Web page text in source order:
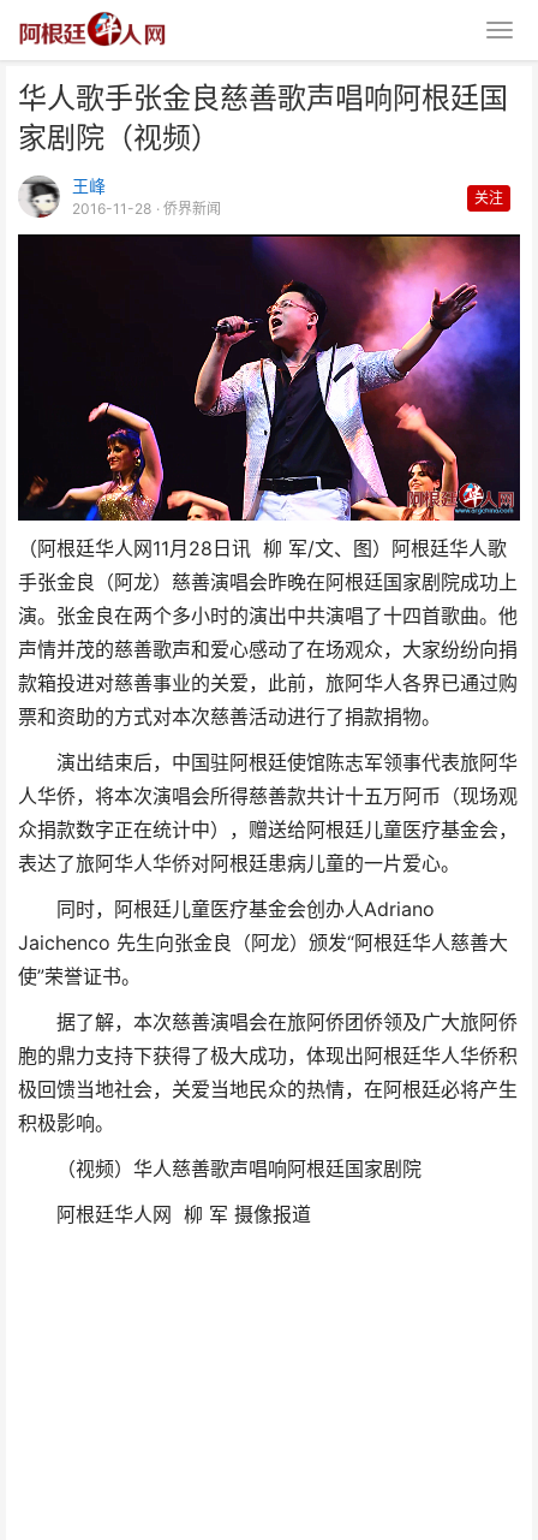
华人歌手张金良慈善歌声唱响阿根廷国
家剧院（视频）
王峰
2016-11-28 · 侨界新闻
关注
（阿根廷华人网11月28日讯 柳 军/文、图）阿根廷华人歌
手张金良（阿龙）慈善演唱会昨晚在阿根廷国家剧院成功上
演。张金良在两个多小时的演出中共演唱了十四首歌曲。他
声情并茂的慈善歌声和爱心感动了在场观众，大家纷纷向捐
款箱投进对慈善事业的关爱，此前，旅阿华人各界已通过购
票和资助的方式对本次慈善活动进行了捐款捐物。
演出结束后，中国驻阿根廷使馆陈志军领事代表旅阿华
人华侨，将本次演唱会所得慈善款共计十五万阿币（现场观
众捐款数字正在统计中），赠送给阿根廷儿童医疗基金会，
表达了旅阿华人华侨对阿根廷患病儿童的一片爱心。
同时，阿根廷儿童医疗基金会创办人Adriano
Jaichenco 先生向张金良（阿龙）颁发“阿根廷华人慈善大
使”荣誉证书。
据了解，本次慈善演唱会在旅阿侨团侨领及广大旅阿侨
胞的鼎力支持下获得了极大成功，体现出阿根廷华人华侨积
极回馈当地社会，关爱当地民众的热情，在阿根廷必将产生
积极影响。
（视频）华人慈善歌声唱响阿根廷国家剧院
阿根廷华人网 柳 军 摄像报道
华人歌手张金良慈善歌声唱响阿根
廷国家剧院（视频）